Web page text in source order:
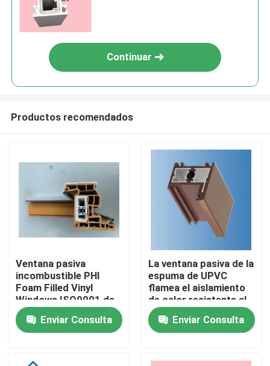
Productos
vídeos
Continuar
Productos recomendados
Ventana pasiva
incombustible PHI
Foam Filled Vinyl
Windows ISO9001 de
la espuma de UPVC
Enviar Consulta
La ventana pasiva de la
espuma de UPVC
flamea el aislamiento
de calor resistente al
fuego modificado
para requisitos
particulares
Enviar Consulta